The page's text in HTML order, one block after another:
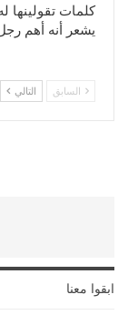
كلمات تقولينها
يشعر أنه أهم
السابق التالي
ابقوا معنا